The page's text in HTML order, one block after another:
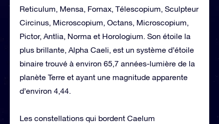
Reticulum, Mensa, Fornax, Télescopium, Sculpteur
Circinus, Microscopium, Octans, Microscopium,
Pictor, Antlia, Norma et Horologium. Son étoile la
plus brillante, Alpha Caeli, est un système d’étoile
binaire trouvé à environ 65,7 années-lumière de la
planète Terre et ayant une magnitude apparente
d’environ 4,44.
Les constellations qui bordent Caelum